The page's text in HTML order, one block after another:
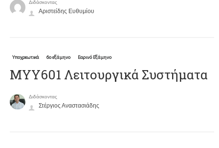
Διδάσκοντας
Αριστείδης Ευθυμίου
Υποχρεωτικά 6ο εξάμηνο Εαρινό Εξάμηνο
ΜΥΥ601 Λειτουργικά Συστήματα
Διδάσκοντας
Στέργιος Αναστασιάδης